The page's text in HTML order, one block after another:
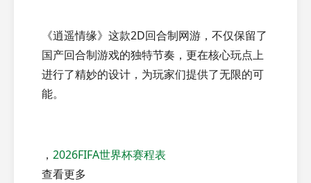
《逍遥情缘》这款2D回合制网游，不仅保留了
国产回合制游戏的独特节奏，更在核心玩点上
进行了精妙的设计，为玩家们提供了无限的可
能。
， 2026FIFA世界杯赛程表
查看更多